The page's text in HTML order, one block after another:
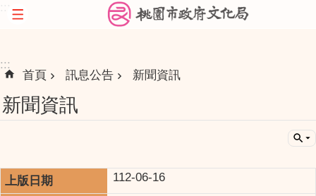
跳到主要內容區塊
:::
首頁 訊息公告 新聞資訊
新聞資訊
112-06-16